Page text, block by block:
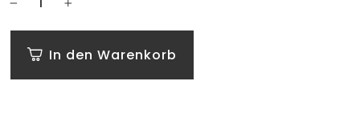
+
In den Warenkorb